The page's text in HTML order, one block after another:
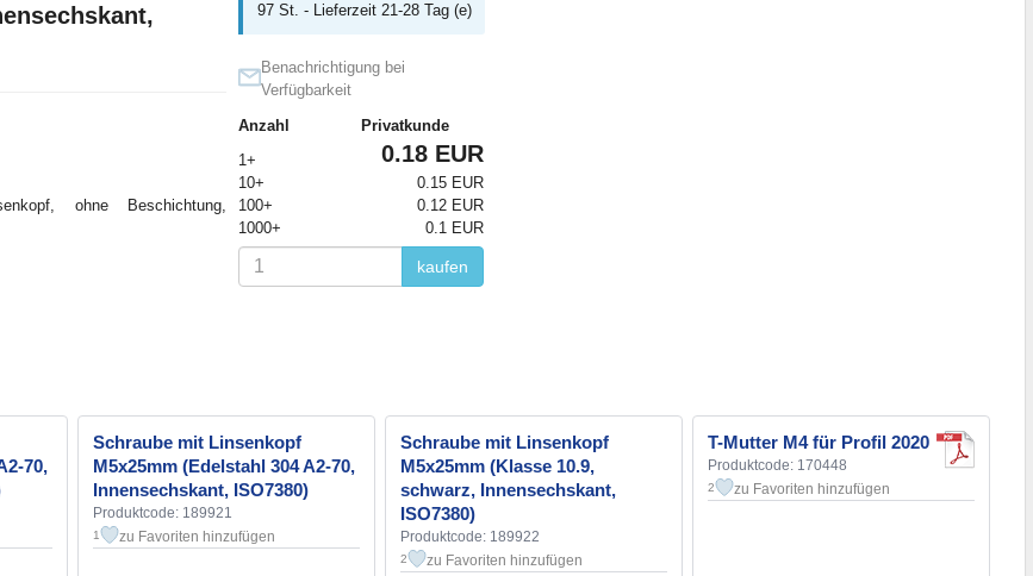
ohne Beschichtung,
97 St. - Lieferzeit 21-28 Tag (e)
Benachrichtigung bei
Verfügbarkeit
Anzahl
Privatkunde
1+
0.18 EUR
10+
0.15 EUR
100+
0.12 EUR
1000+
0.1 EUR
kaufen
70,
Schraube mit Linsenkopf
M5x25mm (Edelstahl 304 A2-70,
Innensechskant, ISO7380)
Produktcode: 189921
1 zu Favoriten hinzufügen
Schraube mit Linsenkopf
M5x25mm (Klasse 10.9,
schwarz, Innensechskant,
ISO7380)
Produktcode: 189922
2 zu Favoriten hinzufügen
T-Mutter M4 für Profil 2020
Produktcode: 170448
2 zu Favoriten hinzufügen